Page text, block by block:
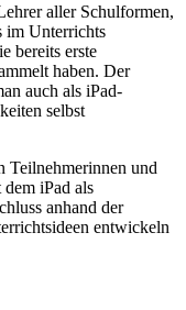
aller Schulformen,
im Unterrichts
bereits erste
haben. Der
auch als iPad-
selbst
Teilnehmerinnen und
iPad als
anhand der
entwickeln